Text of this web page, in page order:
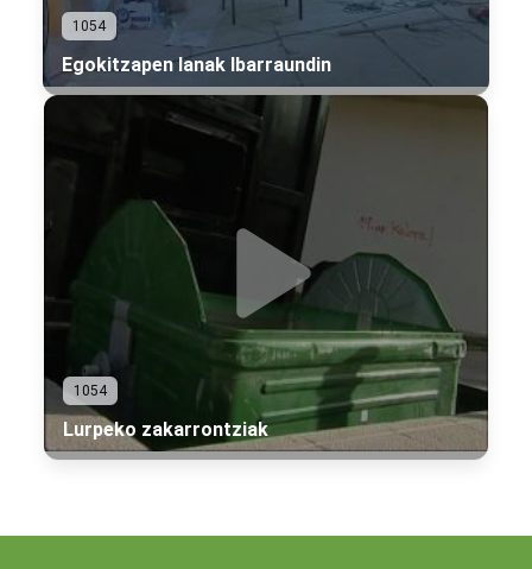
1054
Egokitzapen lanak Ibarraundin
1054
Lurpeko zakarrontziak